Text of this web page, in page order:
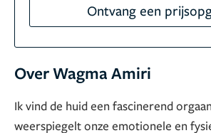
Ontvang een
Over Wagma Amiri
Ik vind de huid een fascinerend
weerspiegelt onze emotionele en